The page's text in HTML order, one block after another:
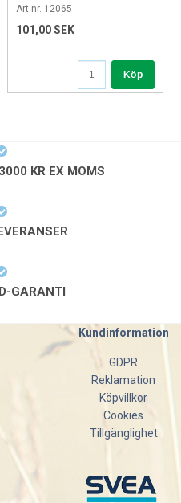
Art nr. 12065
101,00 SEK
Köp
KR EX MOMS
GARANTI
Kundinformation
GDPR
Reklamation
Köpvillkor
Cookies
Tillgänglighet